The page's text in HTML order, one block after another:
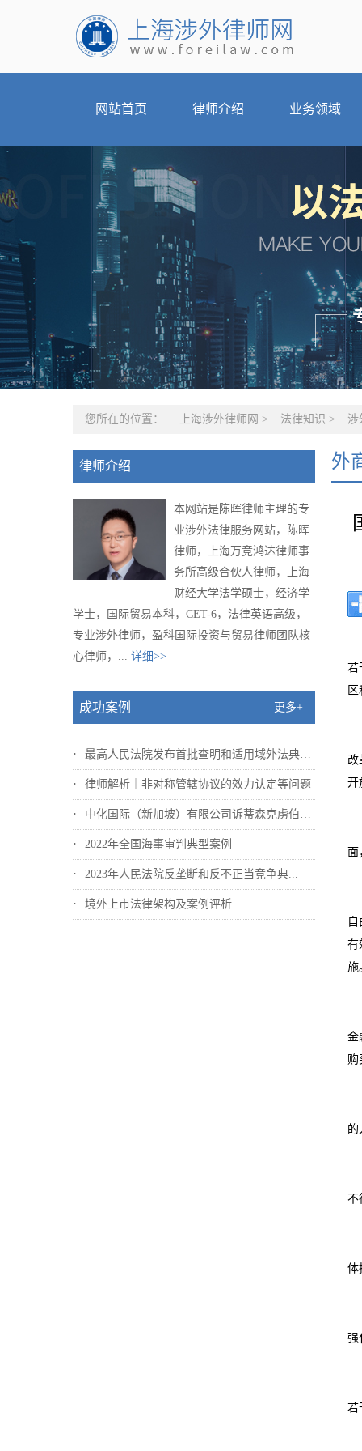
网站首页 律师介绍 业务领域
您所在的位置： 上海涉外律师网 > 法律知识 > 涉
律师介绍
本网站是陈晖律师主理的专
业涉外法律服务网站，陈晖
律师，上海万竞鸿达律师事
务所高级合伙人律师，上海
财经大学法学硕士，经济学
学士，国际贸易本科，CET-6，法律英语高级，
专业涉外律师，盈科国际投资与贸易律师团队核
心律师，... 详细>>
成功案例 更多+
最高人民法院发布首批查明和适用域外法典型...
律师解析｜非对称管辖协议的效力认定等问题
中化国际（新加坡）有限公司诉蒂森克虏伯冶...
2022年全国海事审判典型案例
2023年人民法院反垄断和反不正当竞争典...
境外上市法律架构及案例评析
外
若
改
开
面
有
施
金
购
的
不
体
强
若